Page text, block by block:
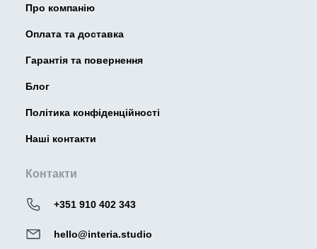
Про компанію
Оплата та доставка
Гарантія та повернення
Блог
Політика конфіденційності
Наші контакти
Контакти
+351 910 402 343
hello@interia.studio